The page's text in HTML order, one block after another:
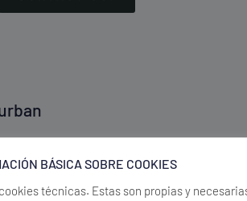
homes
BÁSICA SOBRE COOKIES
técnicas. Estas son propias y